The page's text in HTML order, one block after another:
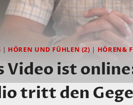
| HÖREN UND FÜHLEN (2) | HÖREN&
Video ist
tritt den